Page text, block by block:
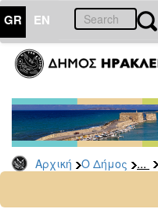
GR EN
Αρχική Ο Δήμος ...
ΔΗΜΟΣ
Δημοτικές
Παρατάξεις
Αρχείο